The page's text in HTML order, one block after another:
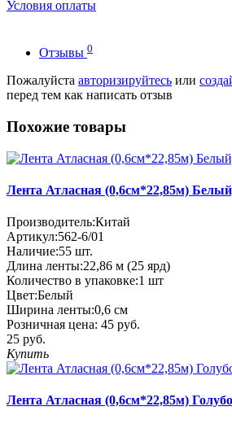
Условия оплаты
Отзывы 0
Пожалуйста авторизируйтесь или
перед тем как написать отзыв
Похожие товары
Лента Атласная (0,6см*22,85м)
Производитель:Китай
Артикул:562-6/01
Наличие:55 шт.
Длина ленты:22,86 м (25 ярд)
Количество в упаковке:1 шт
Цвет:Белый
Ширина ленты:0,6 см
Розничная цена: 45 руб.
25 руб.
Купить
Лента Атласная (0,6см*22,85м)